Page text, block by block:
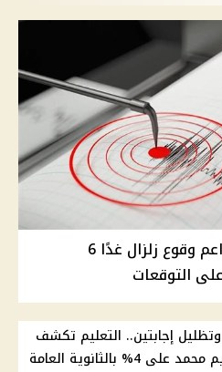
البحوث الفلكية تحسم مزاعم وقوع زلزال غدًا 6
التوقعات
إجابتين.. التعليم تكشف
بالثانوية العامة